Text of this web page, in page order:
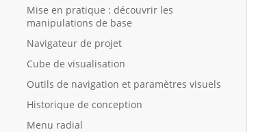
Mise en pratique : découvrir les
manipulations de base
Navigateur de projet
Cube de visualisation
Outils de navigation et paramètres visuels
Historique de conception
Menu radial